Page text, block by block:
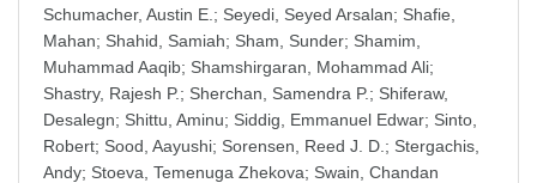
Schumacher, Austin E. ; Seyedi, Seyed Arsalan; Shafie,
Mahan; Shahid, Samiah; Sham, Sunder; Shamim,
Muhammad Aaqib; Shamshirgaran, Mohammad Ali;
Shastry, Rajesh P.; Sherchan, Samendra P.; Shiferaw,
Desalegn; Shittu, Aminu; Siddig, Emmanuel Edwar; Sinto,
Robert; Sood, Aayushi; Sorensen, Reed J. D. ; Stergachis,
Andy; Stoeva, Temenuga Zhekova; Swain, Chandan